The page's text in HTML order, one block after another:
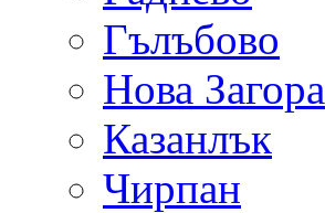
Гълъбово
Нова Загора
Казанлък
Чирпан